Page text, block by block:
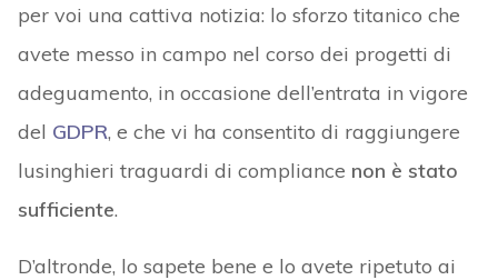
per voi una cattiva notizia: lo sforzo titanico che
avete messo in campo nel corso dei progetti di
adeguamento, in occasione dell’entrata in vigore
del GDPR, e che vi ha consentito di raggiungere
lusinghieri traguardi di compliance non è stato
sufficiente.
D’altronde, lo sapete bene e lo avete ripetuto ai